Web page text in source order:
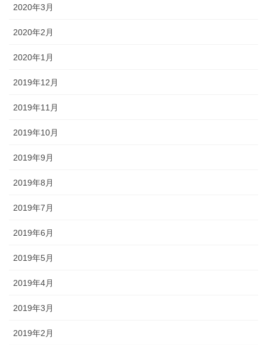
2020年3月
2020年2月
2020年1月
2019年12月
2019年11月
2019年10月
2019年9月
2019年8月
2019年7月
2019年6月
2019年5月
2019年4月
2019年3月
2019年2月